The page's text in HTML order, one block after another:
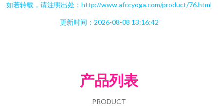
如若转载，请注明出处：http://www.afccyoga.com/product/76.html
更新时间：2026-08-08 13:16:42
产品列表
PRODUCT